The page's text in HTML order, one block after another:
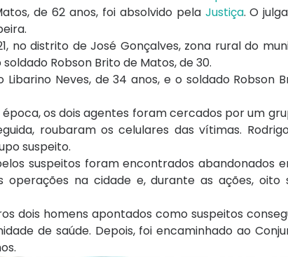
de 62 anos, foi absolvido pela Justiça. O
no distrito de José Gonçalves, zona rural do
soldado Robson Brito de Matos, de 30.
os dois agentes foram cercados por um
roubaram os celulares das vítimas.
suspeito.
suspeitos foram encontrados abandonados
operações na cidade e, durante as ações,
dois homens apontados como suspeitos
de saúde. Depois, foi encaminhado ao